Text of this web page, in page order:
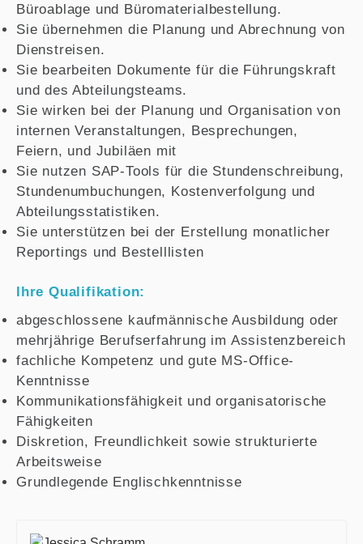
Büroablage und Büromaterialbestellung.
Sie übernehmen die Planung und Abrechnung von
Dienstreisen.
Sie bearbeiten Dokumente für die Führungskraft
und des Abteilungsteams.
Sie wirken bei der Planung und Organisation von
internen Veranstaltungen, Besprechungen,
Feiern, und Jubiläen mit
Sie nutzen SAP-Tools für die Stundenschreibung,
Stundenumbuchungen, Kostenverfolgung und
Abteilungsstatistiken.
Sie unterstützen bei der Erstellung monatlicher
Reportings und Bestelllisten
Ihre Qualifikation:
abgeschlossene kaufmännische Ausbildung oder
mehrjährige Berufserfahrung im Assistenzbereich
fachliche Kompetenz und gute MS-Office-
Kenntnisse
Kommunikationsfähigkeit und organisatorische
Fähigkeiten
Diskretion, Freundlichkeit sowie strukturierte
Arbeitsweise
Grundlegende Englischkenntnisse